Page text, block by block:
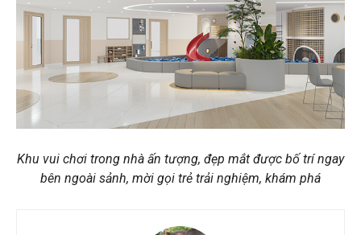
Khu vui chơi trong nhà ấn tượng, đẹp mắt được bố trí ngay
bên ngoài sảnh, mời gọi trẻ trải nghiệm, khám phá